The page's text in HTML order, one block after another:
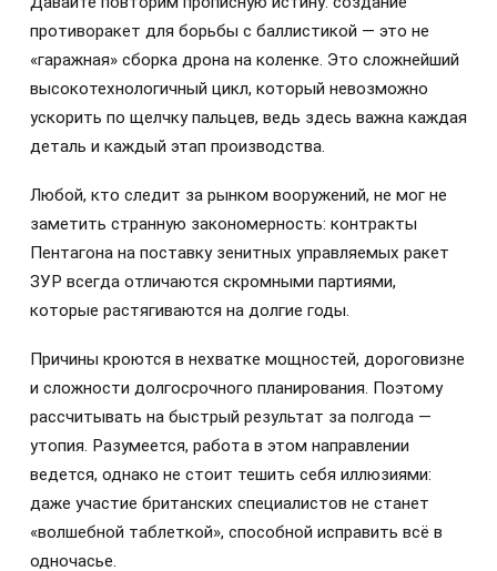
противоракет для борьбы с баллистикой — это не
«гаражная» сборка дрона на коленке. Это сложнейший
высокотехнологичный цикл, который невозможно
ускорить по щелчку пальцев, ведь здесь важна каждая
деталь и каждый этап производства.
Любой, кто следит за рынком вооружений, не мог не
заметить странную закономерность: контракты
Пентагона на поставку зенитных управляемых ракет
ЗУР всегда отличаются скромными партиями,
которые растягиваются на долгие годы.
Причины кроются в нехватке мощностей, дороговизне
и сложности долгосрочного планирования. Поэтому
рассчитывать на быстрый результат за полгода —
утопия. Разумеется, работа в этом направлении
ведется, однако не стоит тешить себя иллюзиями:
даже участие британских специалистов не станет
«волшебной таблеткой», способной исправить всё в
одночасье.